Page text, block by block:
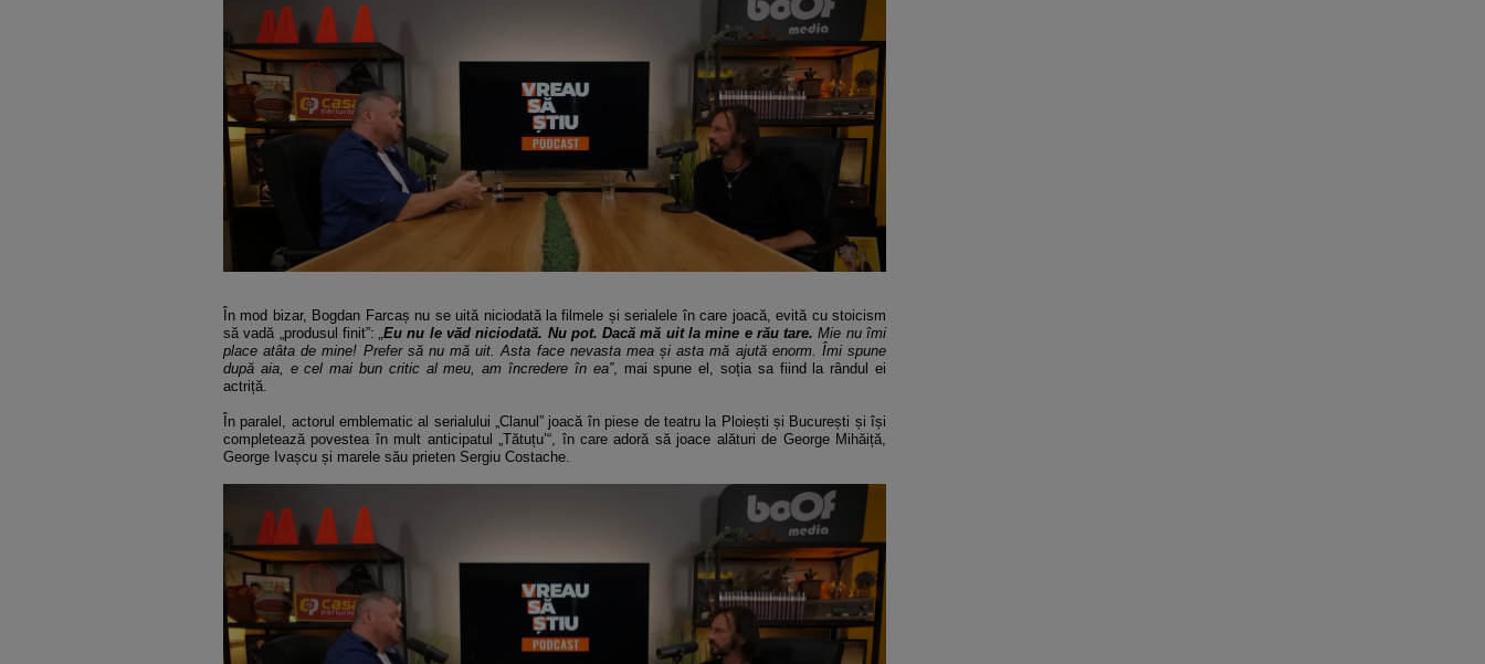
În mod bizar, Bogdan Farcaș nu se uită niciodată la filmele și serialele în care joacă, evită cu stoicism
să vadă „produsul finit”: „Eu nu le văd niciodată. Nu pot. Dacă mă uit la mine e rău tare.Mie nu îmi
place atâta de mine! Prefer să nu mă uit. Asta face nevasta mea și asta mă ajută enorm. Îmi spune
după aia, e cel mai bun critic al meu, am încredere în ea”, mai spune el, soția sa fiind la rândul ei
actriță.
În paralel, actorul emblematic al serialului „Clanul” joacă în piese de teatru la Ploiești și București și își
completează povestea în mult anticipatul „Tătuțu’“, în care adoră să joace alături de George Mihăiță,
George Ivașcu și marele său prieten Sergiu Costache.